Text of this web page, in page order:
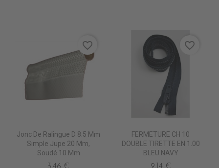
Jonc De Ralingue D 8.5 Mm
Simple Jupe 20 Mm,
Soudé 10 Mm
favorite_border
FERMETURE CH 10
DOUBLE TIRETTE EN 1.00
BLEU NAVY
favorite_border